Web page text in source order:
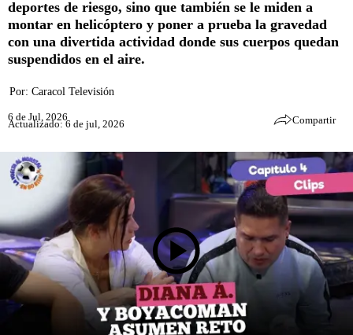
deportes de riesgo, sino que también se le miden a
montar en helicóptero y poner a prueba la gravedad
con una divertida actividad donde sus cuerpos quedan
suspendidos en el aire.
Por: Caracol Televisión
6 de Jul, 2026
Actualizado: 6 de jul, 2026 Compartir